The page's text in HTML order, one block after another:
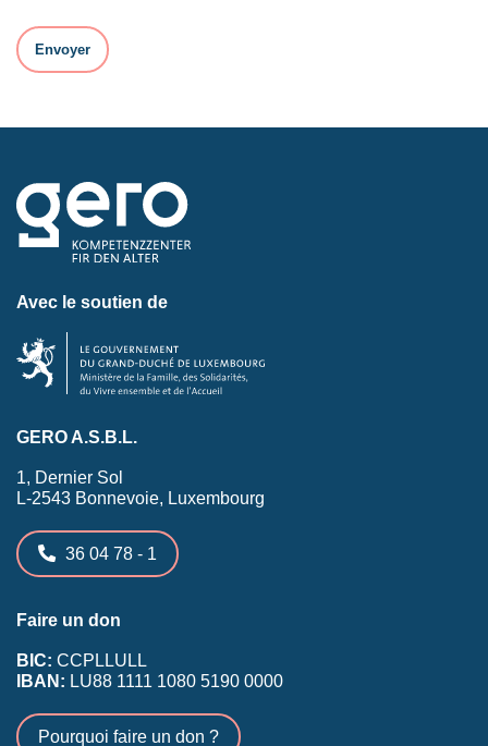
Avec le soutien de
GERO A.S.B.L.
1, Dernier Sol
L-2543 Bonnevoie, Luxembourg
36 04 78 - 1
Faire un don
BIC: CCPLLULL
IBAN: LU88 1111 1080 5190 0000
Pourquoi faire un don ?